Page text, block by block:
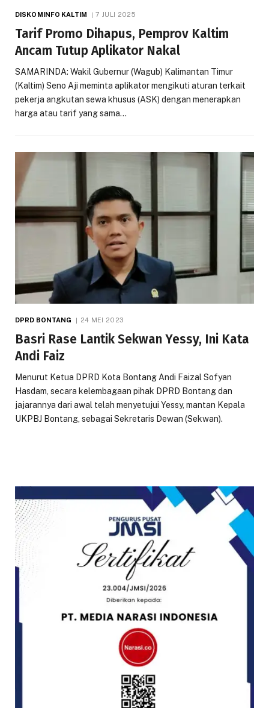
DISKOMINFO KALTIM 7 JULI 2025
Tarif Promo Dihapus, Pemprov Kaltim
Ancam Tutup Aplikator Nakal
SAMARINDA: Wakil Gubernur (Wagub) Kalimantan Timur
(Kaltim) Seno Aji meminta aplikator mengikuti aturan terkait
pekerja angkutan sewa khusus (ASK) dengan menerapkan
harga atau tarif yang sama…
DPRD BONTANG 24 MEI 2023
Basri Rase Lantik Sekwan Yessy, Ini Kata
Andi Faiz
Menurut Ketua DPRD Kota Bontang Andi Faizal Sofyan
Hasdam, secara kelembagaan pihak DPRD Bontang dan
jajarannya dari awal telah menyetujui Yessy, mantan Kepala
UKPBJ Bontang, sebagai Sekretaris Dewan (Sekwan).